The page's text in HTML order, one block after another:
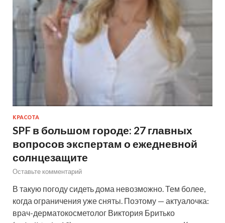
КРАСОТА
SPF в большом городе: 27 главных
вопросов экспертам о ежедневной
солнцезащите
Оставьте комментарий
В такую погоду сидеть дома невозможно. Тем более,
когда ограничения уже сняты. Поэтому — актуалочка:
врач-дерматокосметолог Виктория Бритько